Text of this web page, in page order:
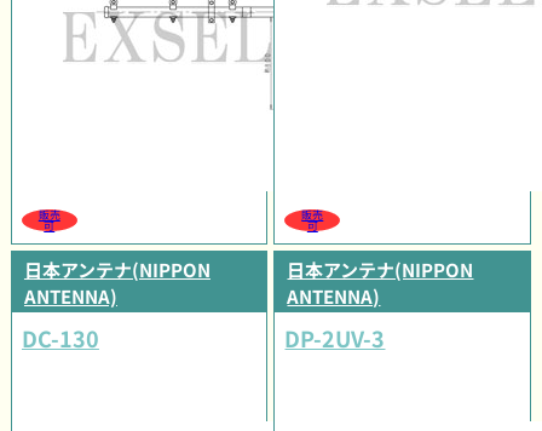
販売
可
販売
可
日本アンテナ(NIPPON
ANTENNA)
DC-130
日本アンテナ(NIPPON
ANTENNA)
DP-2UV-3